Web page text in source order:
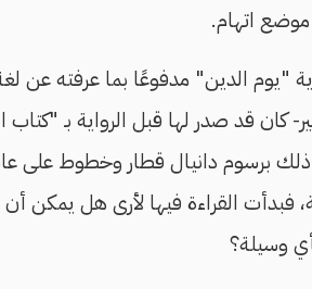
موضع اتهام.
"يوم الدين" مدفوعًا بما عرفته عن لغة
كان قد صدر لها قبل الرواية بـ
برسوم دانيال قطار وخطوط على
فبدأت القراءة فيها لأرى هل يمكن
وسيلة؟